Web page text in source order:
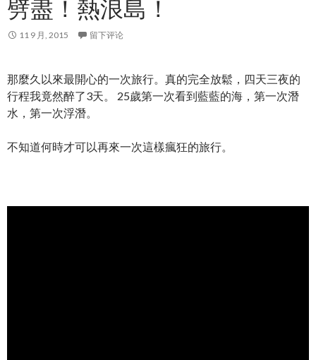
劈盡！熱浪島！
11 9 月, 2015 留下评论
那麼久以來最開心的一次旅行。真的完全放鬆，四天三夜的
行程我竟然醉了3天。 25歲第一次看到藍藍的海，第一次潛
水，第一次浮潛。
不知道何時才可以再來一次這樣瘋狂的旅行。